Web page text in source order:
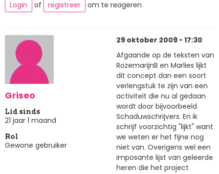
Login of registreer om te reageren
Griseo
Lid sinds
21 jaar 1 maand
Rol
Gewone gebruiker
29 oktober 2009 - 17:30
Afgaande op de teksten van
RozemarijnB en Marlies lijkt
dit concept dan een soort
verlengstuk te zijn van een
activiteit die nu al gedaan
wordt door bijvoorbeeld
Schaduwschrijvers. En ik
schrijf voorzichtig "lijkt" want
we weten er het fijne nog
niet van. Overigens wel een
imposante lijst van geleerde
heren die het project